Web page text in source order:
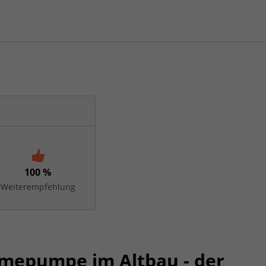
100 %
Weiterempfehlung
im Altbau - der